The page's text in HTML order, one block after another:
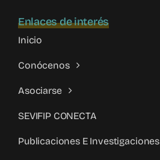
Enlaces de interés
Inicio
Conócenos
Asociarse
SEVIFIP CONECTA
Publicaciones E Investigaciones